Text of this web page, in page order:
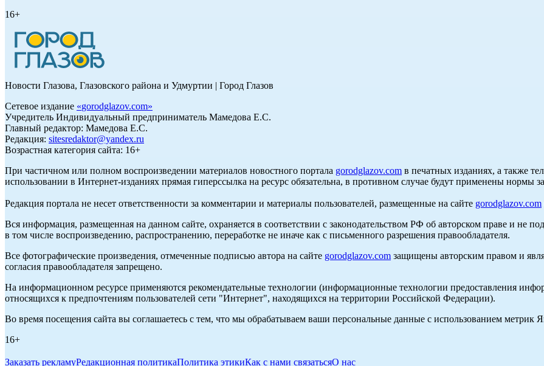
16+
Новости Глазова, Глазовского района и Удмуртии | Город Глазов
Сетевое издание «gorodglazov.com»
Учредитель Индивидуальный предприниматель Мамедова Е.С.
Главный редактор: Мамедова Е.С.
Редакция: sitesredaktor@yandex.ru
Возрастная категория сайта: 16+
При частичном или полном воспроизведении материалов новостного портала gorodglazov.com в печатных изданиях, а также
использовании в Интернет-изданиях прямая гиперссылка на ресурс обязательна, в противном случае будут применены нормы
Редакция портала не несет ответственности за комментарии и материалы пользователей, размещенные на сайте gorodglazov.com
Вся информация, размещенная на данном сайте, охраняется в соответствии с законодательством РФ об авторском праве и не
в том числе воспроизведению, распространению, переработке не иначе как с письменного разрешения правообладателя.
Все фотографические произведения, отмеченные подписью автора на сайте gorodglazov.com защищены авторским правом и
согласия правообладателя запрещено.
На информационном ресурсе применяются рекомендательные технологии (информационные технологии предоставления
относящихся к предпочтениям пользователей сети "Интернет", находящихся на территории Российской Федерации).
Во время посещения сайта вы соглашаетесь с тем, что мы обрабатываем ваши персональные данные с использованием метрик
16+
Заказать рекламуРедакционная политикаПолитика этикиКак с нами связатьсяО нас